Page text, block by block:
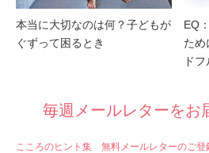
本当に大切なのは何？子どもが
ぐずって困るとき
EQ
ため
ド
毎週メールレターをお
こころのヒント集 無料メールレターのご登